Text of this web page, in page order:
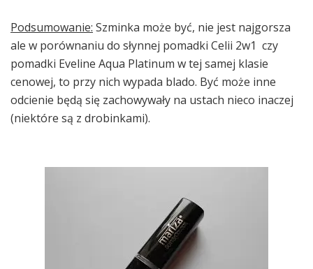
Podsumowanie: Szminka może być, nie jest najgorsza
ale w porównaniu do słynnej pomadki Celii 2w1 czy
pomadki Eveline Aqua Platinum w tej samej klasie
cenowej, to przy nich wypada blado. Być może inne
odcienie będą się zachowywały na ustach nieco inaczej
(niektóre są z drobinkami).